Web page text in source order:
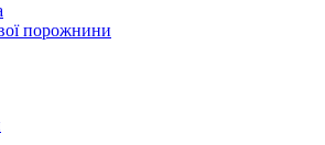
порожнини